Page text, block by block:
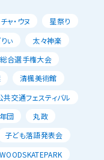
チャ・ウヌ
星祭り
ぃ
太々神楽
合選手権大会
清楓美術館
共交通フェスティバル
団
丸政
子ども落語発表会